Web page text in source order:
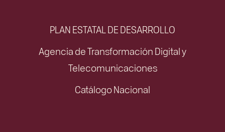
PLAN ESTATAL DE DESARROLLO
Agencia de Transformación Digital y
Telecomunicaciones
Catálogo Nacional